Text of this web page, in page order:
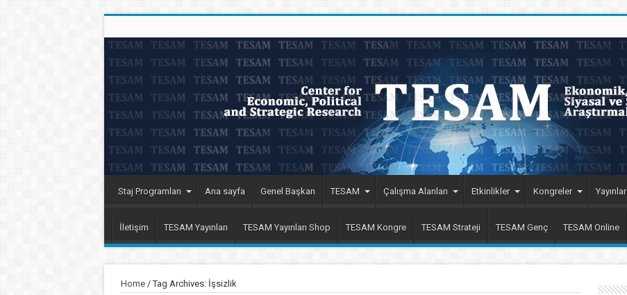
Staj Programları Ana sayfa Genel Başkan TESAM Çalışma Alanları Etkinlikler Kongreler Yayınlar
İletişim TESAM Yayınları TESAM Yayınları Shop TESAM Kongre TESAM Strateji TESAM Genç TESAM Online
Home/Tag Archives: İşsizlik